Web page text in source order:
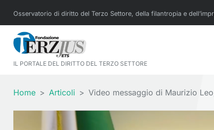
Osservatorio di diritto del Terzo Settore, della filantropia e
IL PORTALE DEL DIRITTO DEL TERZO SETTORE
Home Articoli Video messaggio di Maurizio